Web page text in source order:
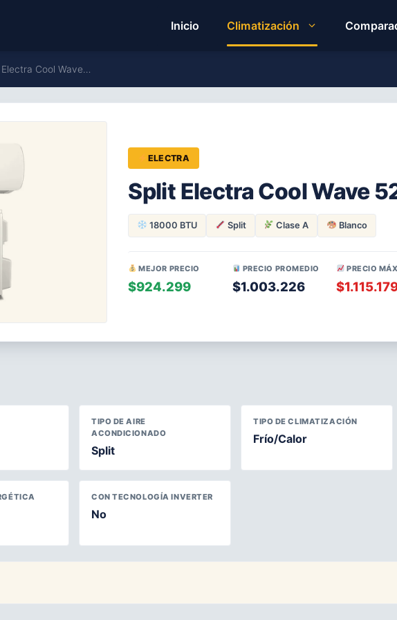
Inicio Climatización
Cool Wave…
ELECTRA
Split Electra Cool Wave
18000 BTU Split Clase A Blanco
MEJOR PRECIO
$924.299
PRECIO PROMEDIO
$1.003.226
PRECIO
TIPO DE AIRE
ACONDICIONADO
Split
TIPO DE CLIMATIZACIÓN
Frío/Calor
CON TECNOLOGÍA INVERTER
No